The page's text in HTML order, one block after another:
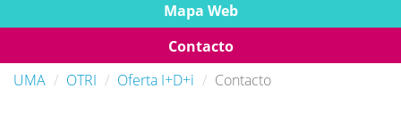
Mapa Web
Contacto
UMA
OTRI Oferta I+D+i Contacto